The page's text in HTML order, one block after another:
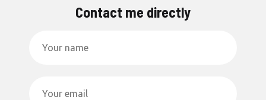
Contact me directly